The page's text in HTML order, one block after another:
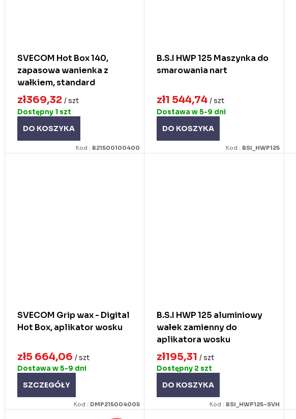
SVECOM Hot Box 140,
zapasowa wanienka z
wałkiem, standard
zł369,32 / szt
Dostępny 1 szt
DO KOSZYKA
Kod : B21500100400
B.S.I HWP 125 Maszynka do
smarowania nart
zł1 544,74/ szt
Dostawa w 5-9 dni
DO KOSZYKA
Kod : BSI_HWP125
SVECOM Grip wax - Digital
Hot Box, aplikator wosku
zł5 664,06 / szt
Dostawa w 5-9 dni
SZCZEGÓŁY
Kod : DMP215004005
B.S.I HWP 125 aluminiowy
wałek zamienny do
aplikatora wosku
zł195,31/ szt
Dostępny 2 szt
DO KOSZYKA
Kod : BSI_HWP125-SVH